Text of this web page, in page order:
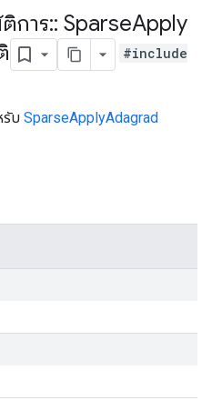
การ:: SparseApply
#include
รับ SparseApplyAdagrad